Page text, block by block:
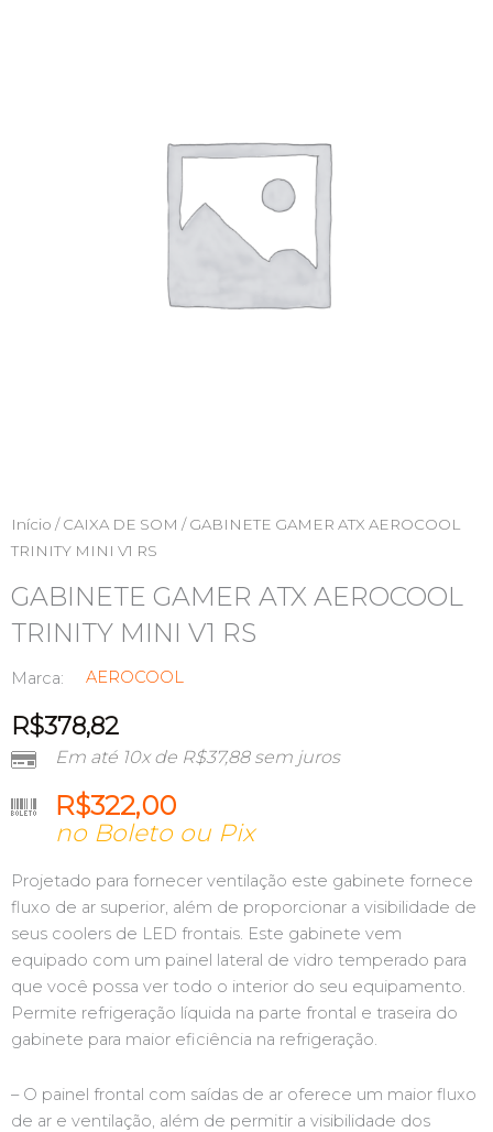
Início /CAIXA DE SOM / GABINETE GAMER ATX AEROCOOL
TRINITY MINI V1 RS
GABINETE GAMER ATX AEROCOOL
TRINITY MINI V1 RS
Marca: AEROCOOL
R$378,82
Em até 10x de R$37,88sem juros
R$322,00
no Boleto ou Pix
Projetado para fornecer ventilação este gabinete fornece
fluxo de ar superior, além de proporcionar a visibilidade de
seus coolers de LED frontais. Este gabinete vem
equipado com um painel lateral de vidro temperado para
que você possa ver todo o interior do seu equipamento.
Permite refrigeração líquida na parte frontal e traseira do
gabinete para maior eficiência na refrigeração.
– O painel frontal com saídas de ar oferece um maior fluxo
de ar e ventilação, além de permitir a visibilidade dos